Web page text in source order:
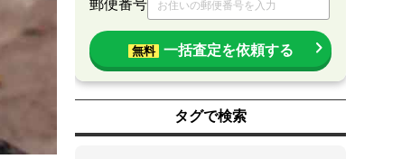
郵便番号
無料 一括査定を依頼する
タグで検索